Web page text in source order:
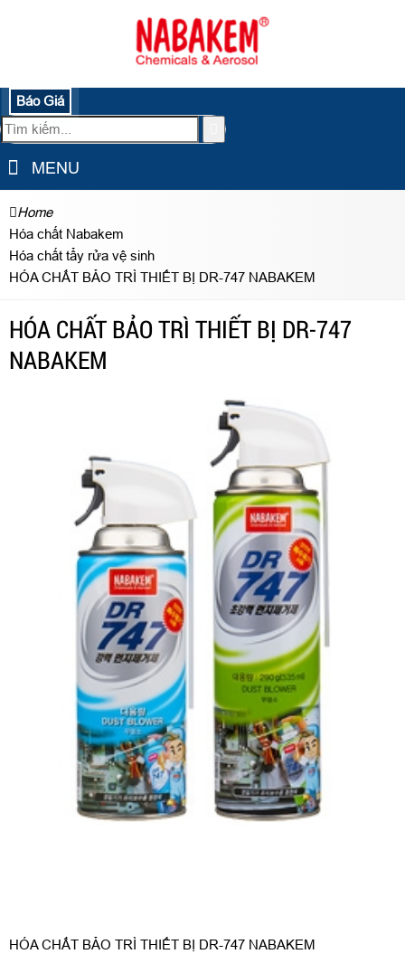
Báo Giá
MENU
Home
Hóa chất Nabakem
Hóa chất tẩy rửa vệ sinh
HÓA CHẤT BẢO TRÌ THIẾT BỊ DR-747 NABAKEM
HÓA CHẤT BẢO TRÌ THIẾT BỊ DR-747
NABAKEM
HÓA CHẤT BẢO TRÌ THIẾT BỊ DR-747 NABAKEM